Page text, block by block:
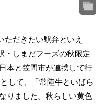
ただきたい駅弁といえ
・しまだフーズの秋限定
本と笠間市が連携して行
して、「常陸牛といばら
りました。秋らしい黄色